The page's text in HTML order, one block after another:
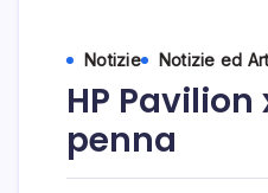
Notizie Notizie ed
HP
penna